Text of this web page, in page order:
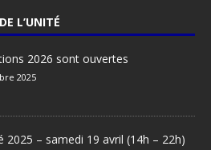
L’UNITÉ
2026 sont ouvertes
2025
2025 – samedi 19 avril (14h – 22h)